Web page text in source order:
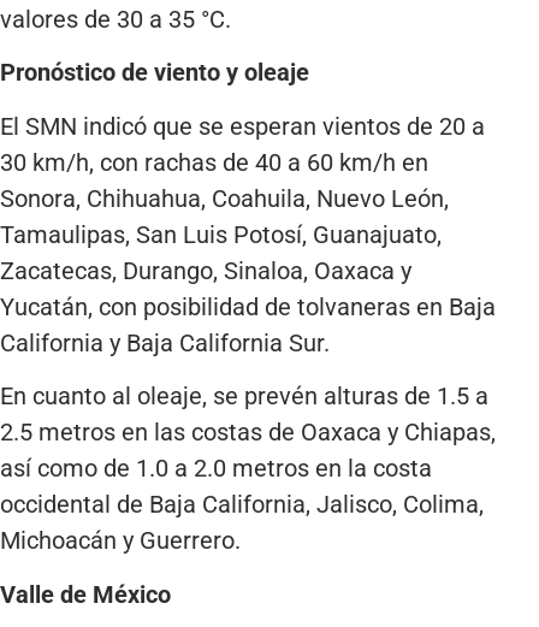
valores de 30 a 35 °C.
Pronóstico de viento y oleaje
El SMN indicó que se esperan vientos de 20 a
30 km/h, con rachas de 40 a 60 km/h en
Sonora, Chihuahua, Coahuila, Nuevo León,
Tamaulipas, San Luis Potosí, Guanajuato,
Zacatecas, Durango, Sinaloa, Oaxaca y
Yucatán, con posibilidad de tolvaneras en Baja
California y Baja California Sur.
En cuanto al oleaje, se prevén alturas de 1.5 a
2.5 metros en las costas de Oaxaca y Chiapas,
así como de 1.0 a 2.0 metros en la costa
occidental de Baja California, Jalisco, Colima,
Michoacán y Guerrero.
Valle de México